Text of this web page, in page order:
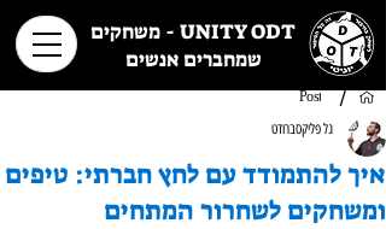
UNITY ODT - משחקים
שמחברים אנשים
/
Post
איך להתמודד עם לחץ חברתי: טיפים
ומשחקים לשחרור המתחים
גל פליקסברודט